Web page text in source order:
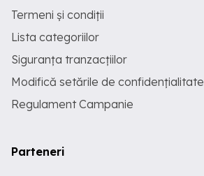
Termeni și condiții
Lista categoriilor
Siguranța tranzacțiilor
Modifică setările de confidențialitate
Regulament Campanie
Parteneri